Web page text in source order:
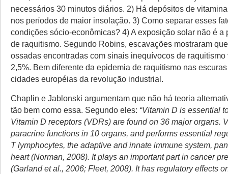
necessários 30 minutos diários. 2) Há depósitos de
nos períodos de maior insolação. 3) Como separar esses
condições sócio-econômicas? 4) A exposição solar não é a
de raquitismo. Segundo Robins, escavações mostraram
ossadas encontradas com sinais inequívocos de raquitismo
2,5%. Bem diferente da epidemia de raquitismo nas
cidades européias da revolução industrial.
Chaplin e Jablonski argumentam que não há teoria
tão bem como essa. Segundo eles: “Vitamin D is essential
Vitamin D receptors (VDRs) are found on 36 major organs.
paracrine functions in 10 organs, and performs essential
T lymphocytes, the adaptive and innate immune system,
heart (Norman, 2008). It plays an important part in cancer
(Garland et al., 2006; Fleet, 2008). It has regulatory effects